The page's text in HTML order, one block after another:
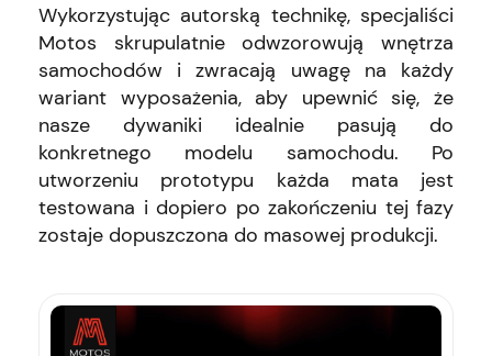
Wykorzystując autorską technikę, specjaliści
Motos skrupulatnie odwzorowują wnętrza
samochodów i zwracają uwagę na każdy
wariant wyposażenia, aby upewnić się, że
nasze dywaniki idealnie pasują do
konkretnego modelu samochodu. Po
utworzeniu prototypu każda mata jest
testowana i dopiero po zakończeniu tej fazy
zostaje dopuszczona do masowej produkcji.